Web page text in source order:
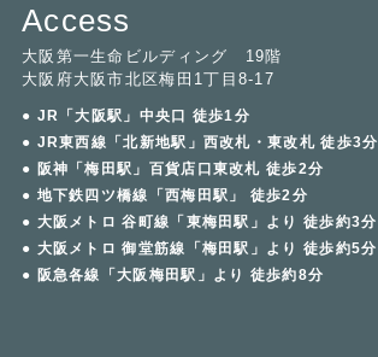
Access
大阪第一生命ビルディング 19階
大阪府大阪市北区梅田1丁目8-17
● JR「大阪駅」中央口 徒歩1分
● JR東西線「北新地駅」西改札・東改札 徒歩3分
● 阪神「梅田駅」百貨店口東改札 徒歩2分
● 地下鉄四ツ橋線「西梅田駅」 徒歩2分
● 大阪メトロ 谷町線「東梅田駅」より 徒歩約3分
● 大阪メトロ 御堂筋線「梅田駅」より 徒歩約5分
● 阪急各線「大阪梅田駅」より 徒歩約8分